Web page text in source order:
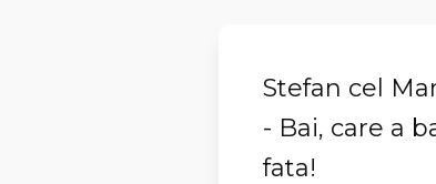
Stefan cel
- Bai, care a
fata!